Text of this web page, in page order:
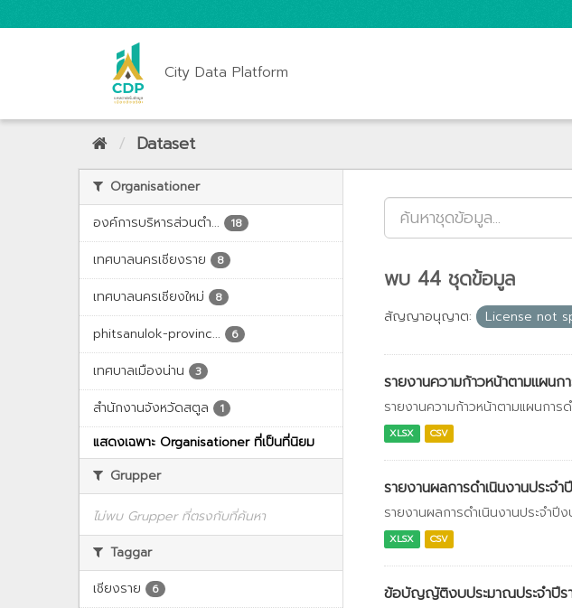
City Data Platform
Dataset
Organisationer
องค์การบริหารส่วนตำ...
18
เทศบาลนครเชียงราย 8
เทศบาลนครเชียงใหม่ 8
phitsanulok-provinc... 6
เทศบาลเมืองน่าน 3
สำนักงานจังหวัดสตูล 1
แสดงเฉพาะ Organisationer ที่เป็นที่นิยม
Grupper
ไม่พบ Grupper ที่ตรงกับที่ค้นหา
Taggar
เชียงราย
6
พบ 44 ชุดข้อมูล
สัญญาอนุญาต: License not
รายงานความก้าวหน้าตามแผนก
รายงานความก้าวหน้าตามแผนการ
XLSX CSV
รายงานผลการดำเนินงานประจ
รายงานผลการดำเนินงานประจำปี
XLSX CSV
ข้อบัญญัติงบประมาณประจำปีร